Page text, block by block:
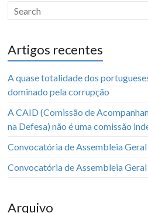
Artigos recentes
A quase totalidade dos
dominado pela corrupção
A CAID (Comissão de
na Defesa) não é uma comissão
Convocatória de Assembleia
Convocatória de Assembleia
Arquivo